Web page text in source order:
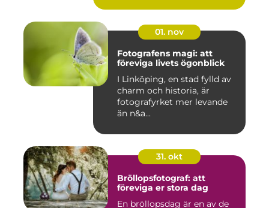
01. nov
Fotografens magi: att
föreviga livets ögonblick
I Linköping, en stad fylld av
charm och historia, är
fotografyrket mer levande
än n&a...
31. okt
Bröllopsfotograf: att
föreviga er stora dag
En bröllopsdag är en av de